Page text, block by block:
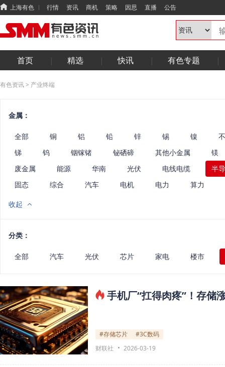
上海有色 行情 资讯 商机 策略 因思 直播 公告
首页 精选 快讯 有色专题
有色资讯> 产业终端
金属：
全部 铜 铝 铅 锌 锡 镍
锑
钨 铟镓锗 铋硒碲 其他小金属
镁
废金属
能源 华南 光伏 电线电缆
半
固态
综合 汽车 电机 电力 算力
收起
分类：
全部 汽车 光伏 芯片 家电 楼市
手机厂“扛得肉疼”！存储
#存储芯片
#3C数码
财联社
2026-03-19